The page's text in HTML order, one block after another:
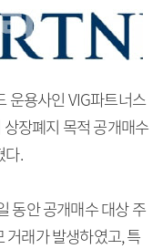
운용사인 VIG파트너스
장폐지 목적 공개매수
다.
동안 공개매수 대상 주
거래가 발생하였고, 특